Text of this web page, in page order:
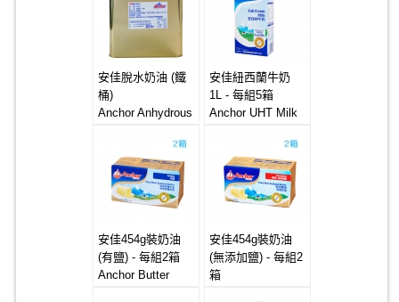
安佳脫水奶油 (鐵
桶)
Anchor Anhydrous
安佳紐西蘭牛奶
1L - 每組5箱
Anchor UHT Milk
安佳454g裝奶油
(有鹽) - 每組2箱
Anchor Butter
安佳454g裝奶油
(無添加鹽) - 每組2
箱